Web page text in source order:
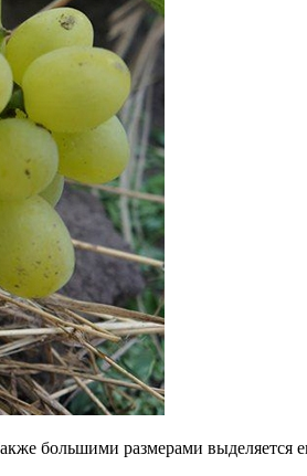
большими размерами выделяется